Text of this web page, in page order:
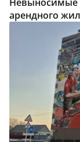
арендного